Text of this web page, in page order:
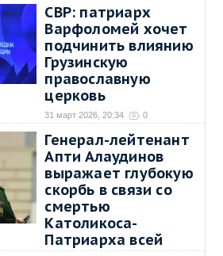
СВР: патриарх
Варфоломей хочет
подчинить влиянию
Грузинскую
православную
церковь
31 март 2026, 20:34 0
→
Генерал-лейтенант
Апти Алаудинов
выражает глубокую
скорбь в связи со
смертью
Католикоса-
Патриарха всей